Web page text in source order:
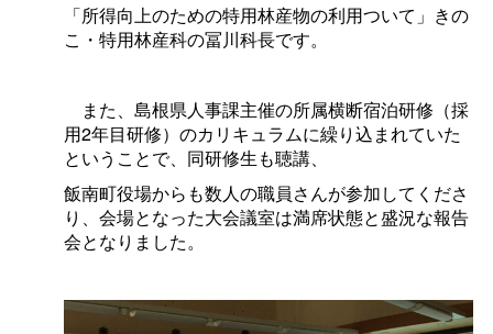
「所得向上のための特用林産物の利用ついて」きの
こ・特用林産科の冨川科長です。
また、島根県人事課主催の所属横断宿泊研修（採
用2年目研修）のカリキュラムに繰り込まれていた
ということで、同研修生も聴講、
飯南町役場からも数人の職員さんが参加してくださ
り、会場となった大会議室は満席状態と盛況な報告
会となりました。